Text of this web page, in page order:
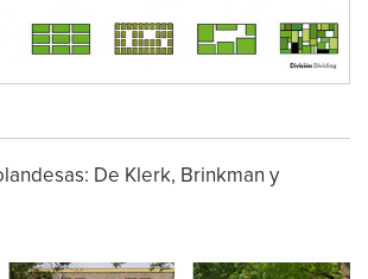
De Klerk, Brinkman y